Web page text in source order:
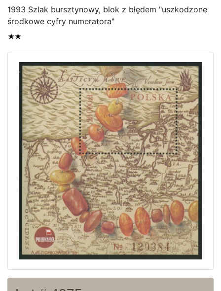
Home page
Current auction
Recent result
Archive
Regulation
Contact
1993 Szlak bursztynowy, blok z błędem "uszkodzone
środkowe cyfry numeratora"